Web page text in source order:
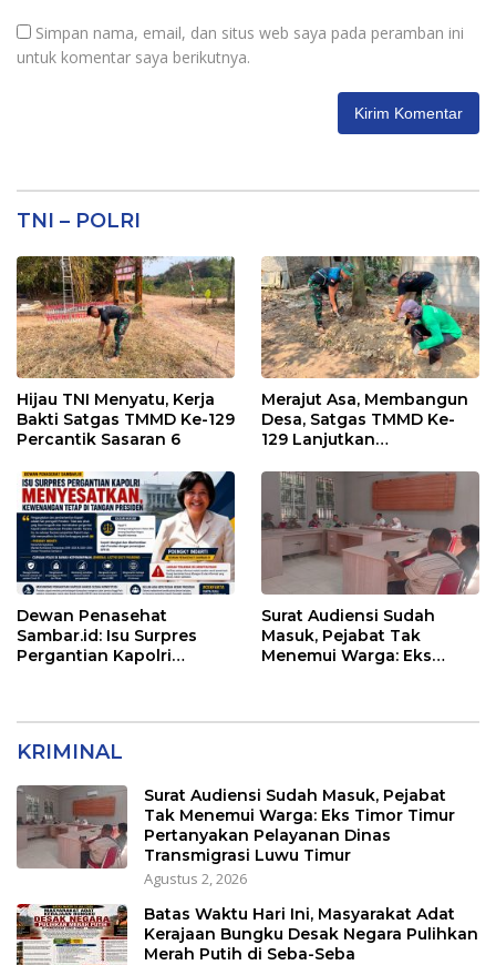
Simpan nama, email, dan situs web saya pada peramban ini
untuk komentar saya berikutnya.
TNI – POLRI
Hijau TNI Menyatu, Kerja
Bakti Satgas TMMD Ke-129
Percantik Sasaran 6
Merajut Asa, Membangun
Desa, Satgas TMMD Ke-
129 Lanjutkan
Dewan Penasehat
Sambar.id: Isu Surpres
Pergantian Kapolri
Surat Audiensi Sudah
Masuk, Pejabat Tak
Menemui Warga: Eks
KRIMINAL
Surat Audiensi Sudah Masuk, Pejabat
Tak Menemui Warga: Eks Timor Timur
Pertanyakan Pelayanan Dinas
Transmigrasi Luwu Timur
Agustus 2, 2026
Batas Waktu Hari Ini, Masyarakat Adat
Kerajaan Bungku Desak Negara Pulihkan
Merah Putih di Seba-Seba